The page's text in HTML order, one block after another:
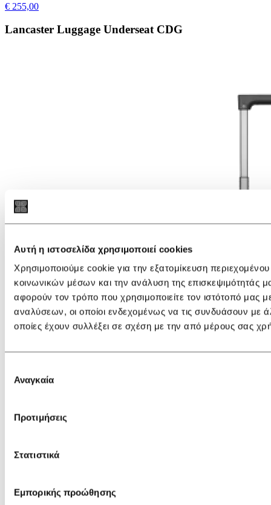
Αυτή η ιστοσελίδα χρησιμοποιεί cookies
Χρησιμοποιούμε cookie για την εξατομίκευση
κοινωνικών μέσων και την ανάλυση της επισκεψιμότητάς
αφορούν τον τρόπο που χρησιμοποιείτε τον ιστότοπό μας
αναλύσεων, οι οποίοι ενδεχομένως να τις συνδυάσουν με
οποίες έχουν συλλέξει σε σχέση με την από μέρους σας
συγκατάθεσης
Αναγκαία
Προτιμήσεις
Στατιστικά
Εμπορικής προώθησης
€ 255,00
Lancaster Luggage Underseat CDG